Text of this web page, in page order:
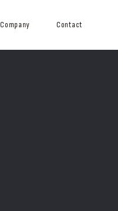
Company Contact